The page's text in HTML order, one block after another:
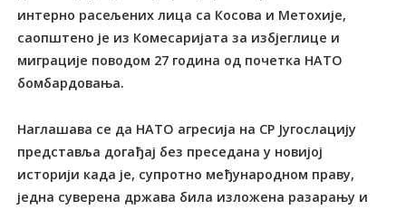
интерно расељених лица са Косова и Метохије,
саопштено је из Комесаријата за избјеглице и
миграције поводом 27 година од почетка НАТО
бомбардовања.
Наглашава се да НАТО агресија на СР Југослацију
представља догађај без преседана у новијој
историји када је, супротно међународном праву,
једна суверена држава била изложена разарању и